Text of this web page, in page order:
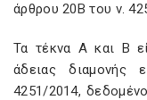
άρθρου 20Β του ν.
Τα τέκνα Α και Β
άδειας διαμονής
4251/2014,